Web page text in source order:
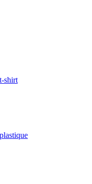
shirt